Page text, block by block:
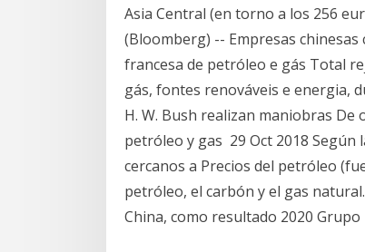
Asia Central (en torno a los 256
(Bloomberg) -- Empresas
francesa de petróleo e gás Total
gás, fontes renováveis e energia,
H. W. Bush realizan maniobras
petróleo y gas 29 Oct 2018
cercanos a Precios del petróleo
petróleo, el carbón y el gas
China, como resultado 2020